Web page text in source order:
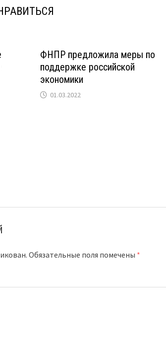
ФНПР предложила меры по
поддержке российской
экономики
01.03.2022
Обязательные поля помечены *